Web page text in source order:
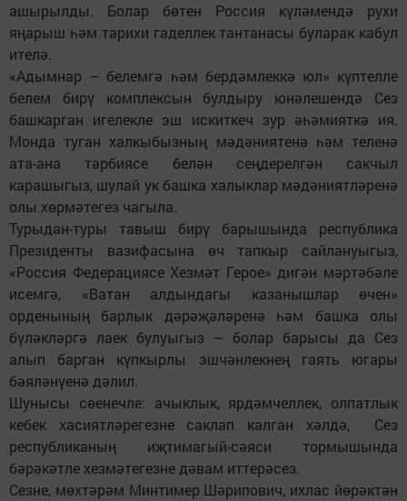
ашырылды. Болар бөтен Россия күләмендә рухи
яңарыш һәм тарихи гаделлек тантанасы буларак кабул
ителә.
«Адымнар – белемгә һәм бердәмлеккә юл» күптелле
белем бирү комплексын булдыру юнәлешендә Сез
башкарган игелекле эш искиткеч зур әһәмияткә ия.
Монда туган халкыбызның мәдәниятенә һәм теленә
ата-ана тәрбиясе белән сеңдерелгән сакчыл
карашыгыз, шулай ук башка халыклар мәдәниятләренә
олы хөрмәтегез чагыла.
Турыдан-туры тавыш бирү барышында республика
Президенты вазифасына өч тапкыр сайлануыгыз,
«Россия Федерациясе Хезмәт Герое» дигән мәртәбәле
исемгә, «Ватан алдындагы казанышлар өчен»
орденының барлык дәрәҗәләренә һәм башка олы
бүләкләргә лаек булуыгыз – болар барысы да Сез
алып барган күпкырлы эшчәнлекнең гаять югары
бәяләнүенә дәлил.
Шунысы сөенечле: ачыклык, ярдәмчеллек, олпатлык
кебек хасиятләрегезне саклап калган хәлдә, Сез
республиканың иҗтимагый-сәяси тормышында
бәрәкәтле хезмәтегезне дәвам иттерәсез.
Сезне, мөхтәрәм Минтимер Шәрипович, ихлас йөрәктән